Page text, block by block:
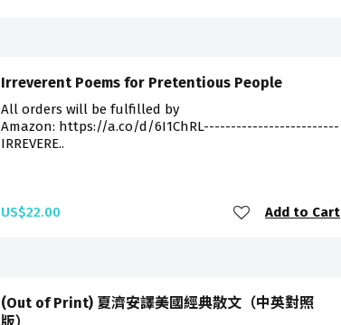
Irreverent Poems for Pretentious People
All orders will be fulfilled by
Amazon: https://a.co/d/6I1ChRL-------------------------
IRREVERE..
US$22.00 Add to Cart
(Out of Print) 夏濟安譯美國經典散文（中英對照